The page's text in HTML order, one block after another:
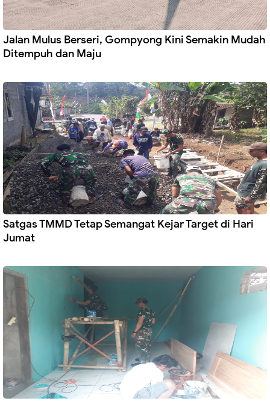
Jalan Mulus Berseri, Gompyong Kini Semakin Mudah
Ditempuh dan Maju
Satgas TMMD Tetap Semangat Kejar Target di Hari
Jumat